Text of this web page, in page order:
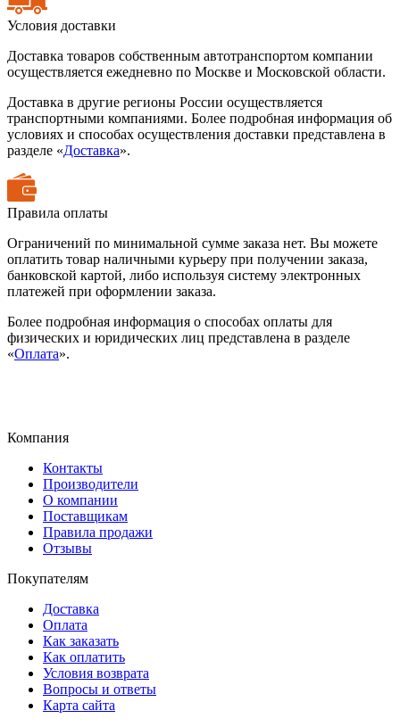
Условия доставки
Доставка товаров собственным автотранспортом компании
осуществляется ежедневно по Москве и Московской области.
Доставка в другие регионы России осуществляется
транспортными компаниями. Более подробная информация об
условиях и способах осуществления доставки представлена в
разделе «Доставка».
Правила оплаты
Ограничений по минимальной сумме заказа нет. Вы можете
оплатить товар наличными курьеру при получении заказа,
банковской картой, либо используя систему электронных
платежей при оформлении заказа.
Более подробная информация о способах оплаты для
физических и юридических лиц представлена в разделе
«Оплата».
Компания
Контакты
Производители
О компании
Поставщикам
Правила продажи
Отзывы
Покупателям
Доставка
Оплата
Как заказать
Как оплатить
Условия возврата
Вопросы и ответы
Карта сайта